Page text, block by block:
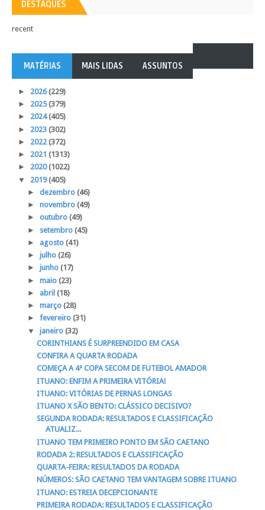
DESTAQUES
recent
MATÉRIAS MAIS LIDAS ASSUNTOS
► 2026(229)
► 2025(379)
► 2024(405)
► 2023 (302)
► 2022(372)
► 2021 (1313)
► 2020(1022)
▼ 2019(405)
► dezembro (46)
► novembro (49)
► outubro (49)
► setembro (45)
► agosto (41)
► julho (26)
► junho (17)
► maio (23)
► abril (18)
► março (28)
► fevereiro (31)
▼ janeiro (32)
CORINTHIANS É SURPREENDIDO EM CASA
CONFIRA A QUARTA RODADA
COMEÇA A 4ª COPA SECOM DE FUTEBOL AMADOR
ITUANO: ENFIM A PRIMEIRA VITÓRIA!
ITUANO: VITÓRIAS DE PERNAS LONGAS
ITUANO X SÃO BENTO: CLÁSSICO DECISIVO?
SEGUNDA RODADA: RESULTADOS E CLASSIFICAÇÃO
ATUALIZ...
ITUANO TEM PRIMEIRO PONTO EM SÃO CAETANO
RODADA 2: RESULTADOS E CLASSIFICAÇÃO
QUARTA-FEIRA: RESULTADOS DA RODADA
NÚMEROS: SÃO CAETANO TEM VANTAGEM SOBRE ITUANO
ITUANO: ESTREIA DECEPCIONANTE
PRIMEIRA RODADA: RESULTADOS E CLASSIFICAÇÃO